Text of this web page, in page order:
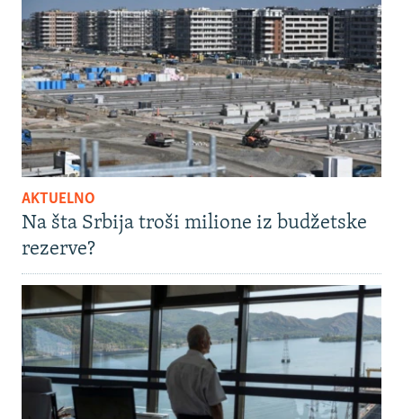
AKTUELNO
Na šta Srbija troši milione iz budžetske
rezerve?